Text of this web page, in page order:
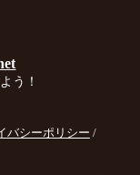
う！
バシーポリシー /